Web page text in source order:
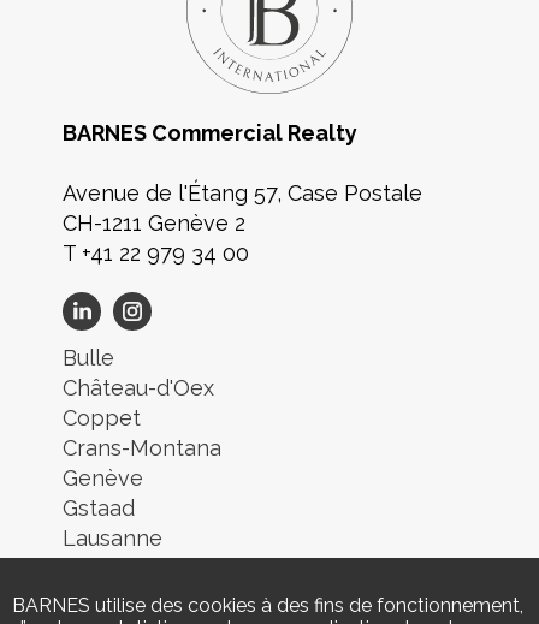
BARNES Commercial Realty
Avenue de l'Étang 57, Case Postale
CH-1211 Genève 2
T +41 22 979 34 00
Bulle
Château-d'Oex
Coppet
Crans-Montana
Genève
Gstaad
Lausanne
Montreux
BARNES utilise des cookies à des fins de fonctionnement,